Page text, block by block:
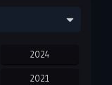
2024
2021